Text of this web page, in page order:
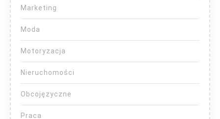
Marketing
Moda
Motoryzacja
Nieruchomości
Obcojęzyczne
Praca